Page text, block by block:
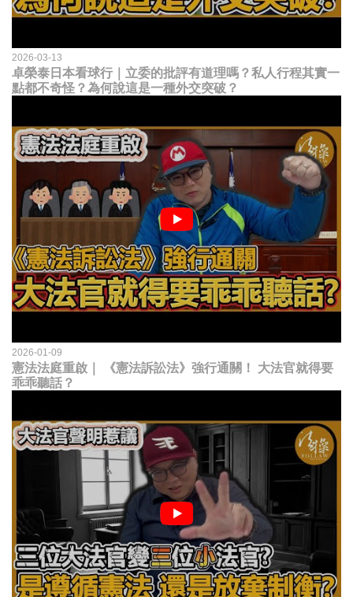
2026-03-13
卓榮泰日本看球行｜立委的批評有道理嗎？私人行程其實一
點都不奇怪？為何說這是一種外交突破？
2026-01-09
憲法法庭重啟｜ 《憲法訴訟法》強行通關！ 大法官就得要
乖乖聽話？